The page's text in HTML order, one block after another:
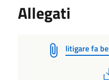
Allegati
litigare fa